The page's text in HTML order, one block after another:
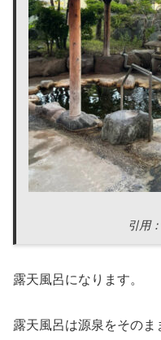
引用
露天風呂になります。
露天風呂は源泉をその